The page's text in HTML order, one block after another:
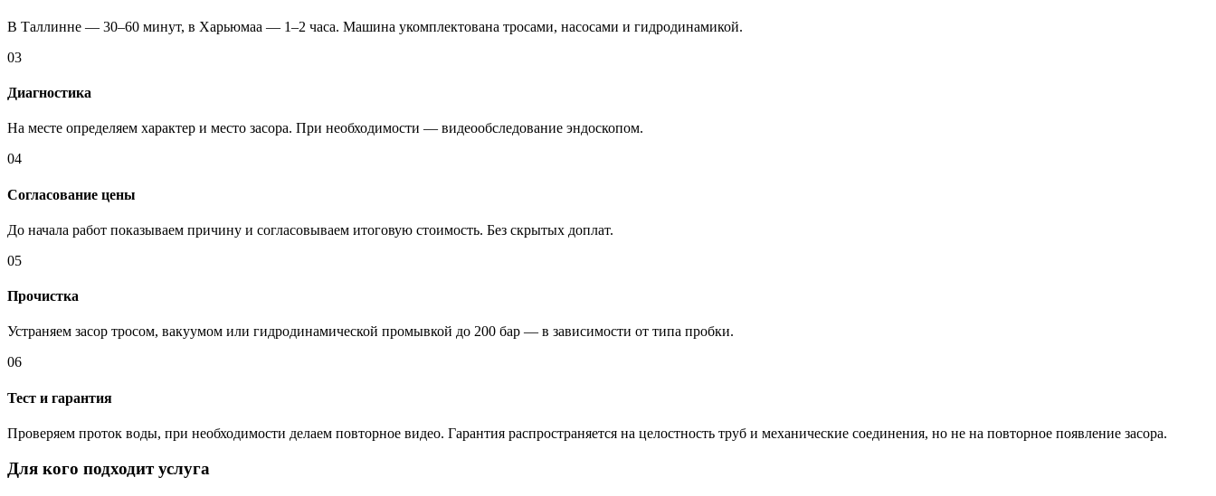
В Таллинне — 30–60 минут, в Харьюмаа — 1–2 часа. Машина укомплектована тросами, насосами и гидродинамикой.
03
Диагностика
На месте определяем характер и место засора. При необходимости — видеообследование эндоскопом.
04
Согласование цены
До начала работ показываем причину и согласовываем итоговую стоимость. Без скрытых доплат.
05
Прочистка
Устраняем засор тросом, вакуумом или гидродинамической промывкой до 200 бар — в зависимости от типа пробки.
06
Тест и гарантия
Проверяем проток воды, при необходимости делаем повторное видео. Гарантия распространяется на целостность труб и механические соединения, но не на повторное появление засора.
Для кого подходит услуга